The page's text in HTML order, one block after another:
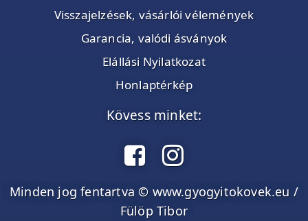
Visszajelzések, vásárlói vélemények
Garancia, valódi ásványok
Elállási Nyilatkozat
Honlaptérkép
Kövess minket:
Minden jog fentartva © www.gyogyitokovek.eu /
Fülöp Tibor